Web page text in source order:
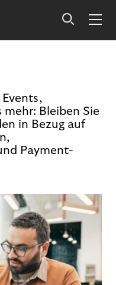
mehr: Bleiben Sie
in Bezug auf
Payment-